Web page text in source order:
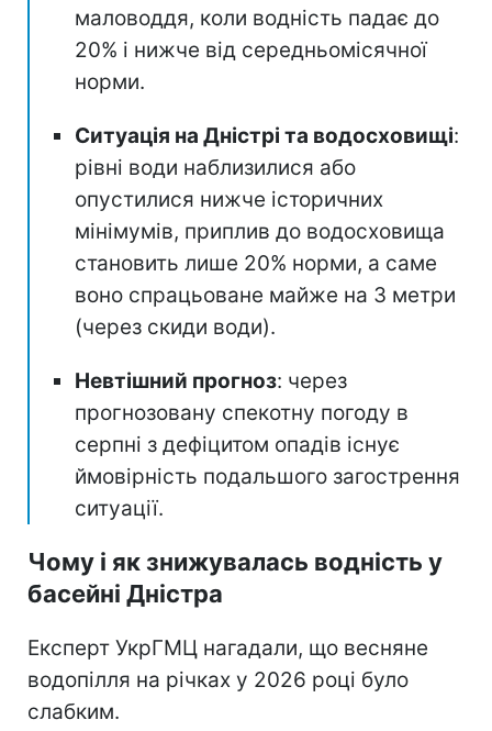
маловоддя, коли водність падає до
20% і нижче від середньомісячної
норми.
Ситуація на Дністрі та водосховищі:
рівні води наблизилися або
опустилися нижче історичних
мінімумів, приплив до водосховища
становить лише 20% норми, а саме
воно спрацьоване майже на 3 метри
(через скиди води).
Невтішний прогноз: через
прогнозовану спекотну погоду в
серпні з дефіцитом опадів існує
ймовірність подальшого загострення
ситуації.
Чому і як знижувалась водність у
басейні Дністра
Експерт УкрГМЦ нагадали, що весняне
водопілля на річках у 2026 році було
слабким.